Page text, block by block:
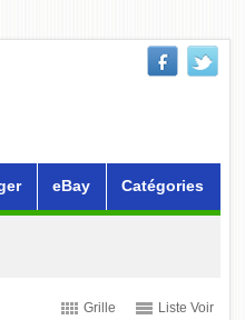
eBay Catégories
Grille Liste Voir